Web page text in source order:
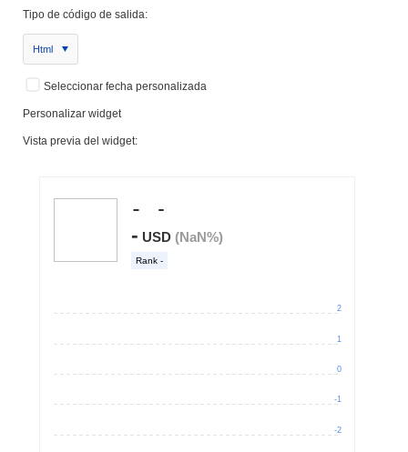
Tipo de código de salida:
Html
Seleccionar fecha personalizada
Personalizar widget
Vista previa del widget: